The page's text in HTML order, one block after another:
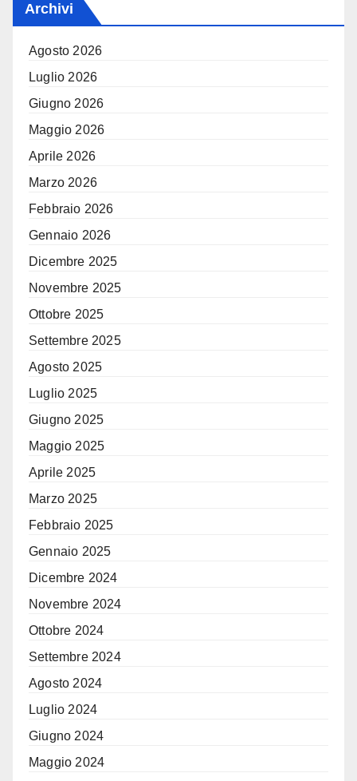
Archivi
Agosto 2026
Luglio 2026
Giugno 2026
Maggio 2026
Aprile 2026
Marzo 2026
Febbraio 2026
Gennaio 2026
Dicembre 2025
Novembre 2025
Ottobre 2025
Settembre 2025
Agosto 2025
Luglio 2025
Giugno 2025
Maggio 2025
Aprile 2025
Marzo 2025
Febbraio 2025
Gennaio 2025
Dicembre 2024
Novembre 2024
Ottobre 2024
Settembre 2024
Agosto 2024
Luglio 2024
Giugno 2024
Maggio 2024